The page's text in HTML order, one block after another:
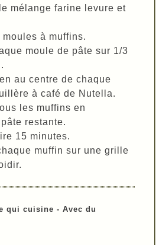
mélange farine levure et
à muffins.
moule de pâte sur 1/3
au centre de chaque
à café de Nutella.
les muffins en
restante.
15 minutes.
muffin sur une grille
qui cuisine - Avec du